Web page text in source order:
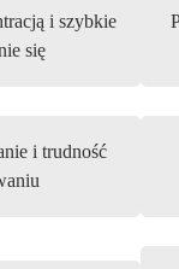
i szybkie
się
i trudność